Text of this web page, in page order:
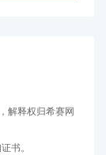
解释权归希赛网
书。